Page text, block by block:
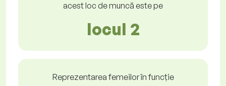
acest loc de muncă este pe
locul 2
Reprezentarea femeilor în funcție